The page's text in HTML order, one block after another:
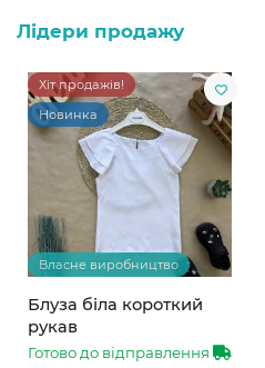
Лідери продажу
Хіт продажів!
Новинка
Власне виробництво
Блуза біла короткий
рукав
Готово до відправлення